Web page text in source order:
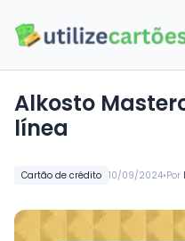
Cartão de crédito 10/09/2024•Por
Alkosto
línea